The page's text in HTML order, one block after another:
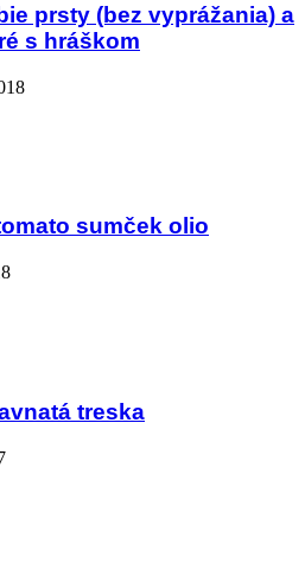
prsty (bez vyprážania) a
s hráškom
sumček olio
treska